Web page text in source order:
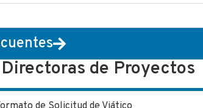
de Proyectos